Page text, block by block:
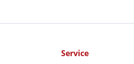
Service